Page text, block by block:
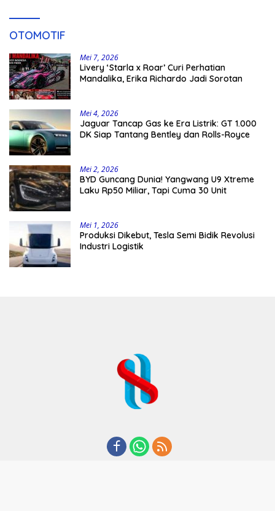
OTOMOTIF
Mei 7, 2026
Livery ‘Starla x Roar’ Curi Perhatian
Mandalika, Erika Richardo Jadi Sorotan
Mei 4, 2026
Jaguar Tancap Gas ke Era Listrik: GT 1.000
DK Siap Tantang Bentley dan Rolls-Royce
Mei 2, 2026
BYD Guncang Dunia! Yangwang U9 Xtreme
Laku Rp50 Miliar, Tapi Cuma 30 Unit
Mei 1, 2026
Produksi Dikebut, Tesla Semi Bidik Revolusi
Industri Logistik